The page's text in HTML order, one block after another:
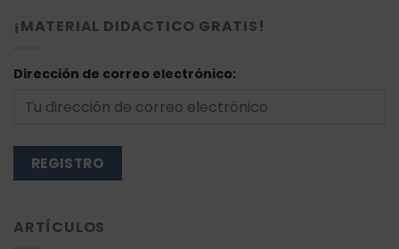
original
era:
actual
es:
¡MATERIAL DIDACTICO GRATIS!
Dirección de correo electrónico:
ARTÍCULOS